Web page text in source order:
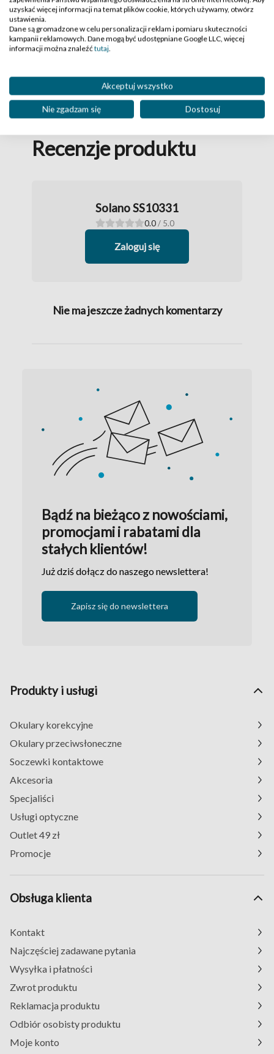
Solano SS10383
Recenzje produktu
Solano SS10331
0.0/ 5.0
Zaloguj się
Nie ma jeszcze żadnych komentarzy
Bądź na bieżąco z nowościami,
promocjami i rabatami dla
stałych klientów!
Już dziś dołącz do naszego newslettera!
Zapisz się do newslettera
Produkty i usługi
Okulary korekcyjne
Okulary przeciwsłoneczne
Soczewki kontaktowe
Akcesoria
Specjaliści
Usługi optyczne
Outlet 49 zł
Promocje
Obsługa klienta
Kontakt
Najczęściej zadawane pytania
Wysyłka i płatności
Zwrot produktu
Reklamacja produktu
Odbiór osobisty produktu
Moje konto
uzyskać więcej informacji na temat plików cookie, których używamy, otwórz
ustawienia.
Dane są gromadzone w celu personalizacji reklam i pomiaru skuteczności
kampanii reklamowych. Dane mogą być udostępniane Google LLC, więcej
informacji można znaleźćtutaj.
Akceptuj wszystko
Nie zgadzam się Dostosuj